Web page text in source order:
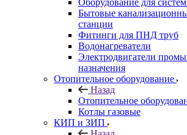
Оборудование для
Бытовые
станции
Фитинги для ПНД труб
Водонагреватели
Электродвигатели
назначения
Отопительное оборудование
Назад
Отопительное
Котлы газовые
КИП и ЗИП